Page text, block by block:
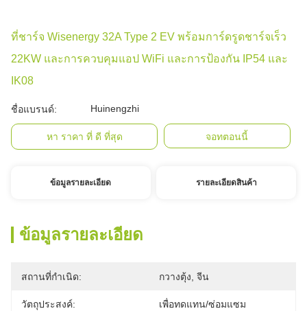
ที่ชาร์จ Wisenergy 32A Type 2 EV พร้อมการ์ดรูดชาร์จเร็ว
22KW และการควบคุมแอป WiFi และการป้องกัน IP54 และ
IK08
ชื่อแบรนด์: Huinengzhi
หา ราคา ที่ ดี ที่สุด จอทตอนนี้
ข้อมูลรายละเอียด รายละเอียดสินค้า
ข้อมูลรายละเอียด
สถานที่กำเนิด: กวางตุ้ง, จีน
วัตถุประสงค์: เพื่อทดแทน/ซ่อมแซม